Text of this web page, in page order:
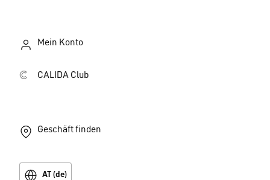
Mein Konto
CALIDA Club
Geschäft finden
AT (de)